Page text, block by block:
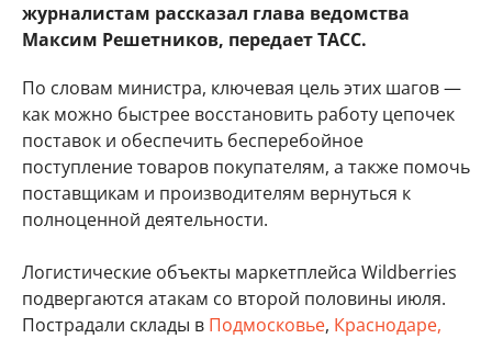
журналистам рассказал глава ведомства
Максим Решетников, передает ТАСС.
По словам министра, ключевая цель этих шагов —
как можно быстрее восстановить работу цепочек
поставок и обеспечить бесперебойное
поступление товаров покупателям, а также помочь
поставщикам и производителям вернуться к
полноценной деятельности.
Логистические объекты маркетплейса Wildberries
подвергаются атакам со второй половины июля.
Пострадали склады в Подмосковье, Краснодаре,